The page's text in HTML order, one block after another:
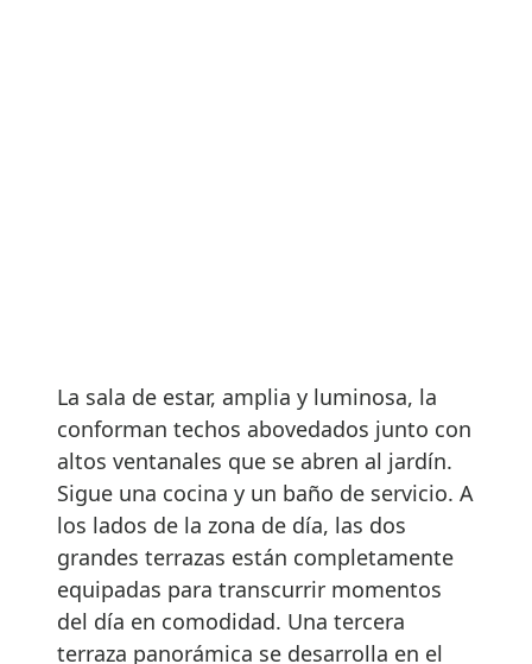
La sala de estar, amplia y luminosa, la
conforman techos abovedados junto con
altos ventanales que se abren al jardín.
Sigue una cocina y un baño de servicio. A
los lados de la zona de día, las dos
grandes terrazas están completamente
equipadas para transcurrir momentos
del día en comodidad. Una tercera
terraza panorámica se desarrolla en el